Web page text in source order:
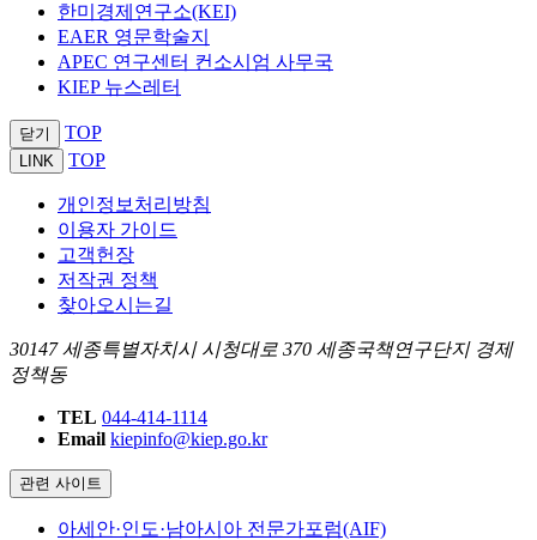
한미경제연구소(KEI)
EAER 영문학술지
APEC 연구센터 컨소시엄 사무국
KIEP 뉴스레터
닫기 TOP
LINK TOP
개인정보처리방침
이용자 가이드
고객헌장
저작권 정책
찾아오시는길
30147 세종특별자치시 시청대로 370 세종국책연구단지 경제
정책동
TEL 044-414-1114
Email kiepinfo@kiep.go.kr
관련 사이트
아세안·인도·남아시아 전문가포럼(AIF)